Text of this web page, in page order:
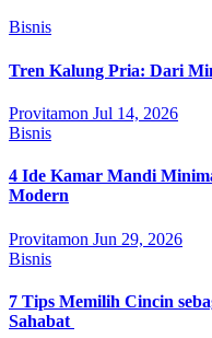
Bisnis
Tren Kalung Pria: Dari
Provitamon Jul 14, 2026
Bisnis
4 Ide Kamar Mandi
Modern
Provitamon Jun 29, 2026
Bisnis
7 Tips Memilih Cincin
Sahabat